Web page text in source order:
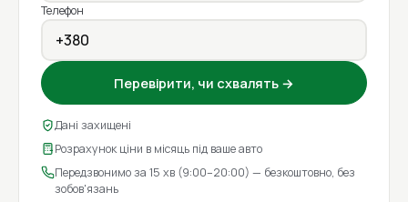
Телефон
Перевірити, чи схвалять →
Дані захищені
Розрахунок ціни в місяць під ваше авто
Передзвонимо за 15 хв (9:00–20:00) — безкоштовно, без
зобов'язань